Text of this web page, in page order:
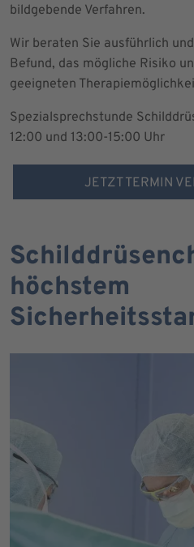
bildgebende Verfahren.
Wir beraten Sie ausführlich
Befund, das mögliche Risiko
geeigneten
Spezialsprechstunde
12:00 und 13:00-15:00 Uhr
JETZT TERMIN
höchstem